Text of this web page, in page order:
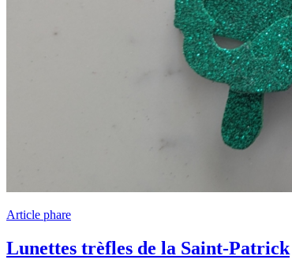
Article phare
Lunettes trèfles de la Saint-Patrick